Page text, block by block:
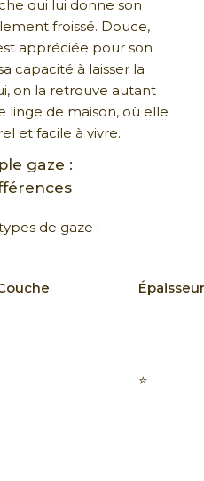
qui lui donne son
froissé. Douce,
appréciée pour son
capacité à laisser la
on la retrouve autant
linge de maison, où elle
et facile à vivre.
gaze :
de gaze :
Épaisseur
⭐